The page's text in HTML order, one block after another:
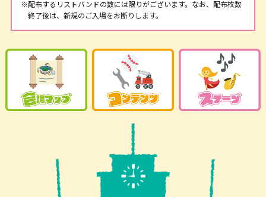
※配布するリストバンドの数には限りがございます。なお、配布枚数
終了後は、新規のご入場をお断りします。